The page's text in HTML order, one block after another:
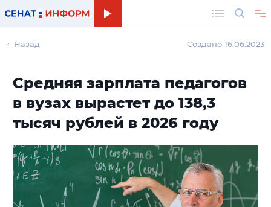
← Назад Создано 16.06.2023
Средняя зарплата педагогов
в вузах вырастет до 138,3
тысяч рублей в 2026 году